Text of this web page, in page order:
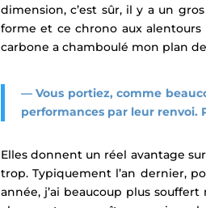
dimension, c’est sûr, il y a un
forme et ce chrono aux alentours
carbone a chamboulé mon plan
— Vous portiez, comme
performances par leur renvoi.
Elles donnent un réel avantage
trop. Typiquement l’an dernier,
année, j’ai beaucoup plus